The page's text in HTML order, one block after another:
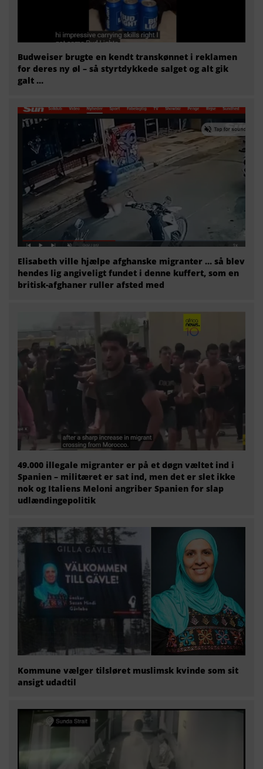
Budweiser brugte en kendt transkønnet i reklamen
for deres ny øl – så styrtdykkede salget og alt gik
galt …
Elisabeth ville hjælpe afghanske migranter … så blev
hendes lig angiveligt fundet i denne kuffert, som en
britisk-afghaner ruller afsted med
49.000 illegale migranter er på et døgn væltet ind i
Spanien – militæret er sat ind, men det er slet ikke
nok og Italiens Meloni angriber Spanien for slap
udlændingepolitik
Kommune vælger tilsløret muslimsk kvinde som sit
ansigt udadtil